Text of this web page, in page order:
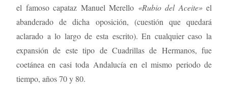
el famoso capataz Manuel Merello «Rubio del Aceite»el
abanderado de dicha oposición, (cuestión que quedará
aclarado a lo largo de esta escrito). En cualquier caso la
expansión de este tipo de Cuadrillas de Hermanos, fue
coetánea en casi toda Andalucía en el mismo periodo de
tiempo, años 70 y 80.